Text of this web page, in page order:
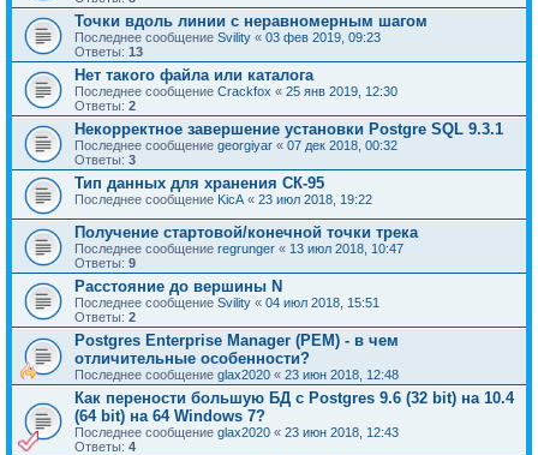
Точки вдоль линии с неравномерным шагом
Последнее сообщение Svility « 03 фев 2019, 09:23
Ответы: 13
Нет такого файла или каталога
Последнее сообщение Crackfox « 25 янв 2019, 12:30
Ответы: 2
Некорректное завершение установки Postgre SQL 9.3.1
Последнее сообщение georgiyar « 07 дек 2018, 00:32
Ответы: 3
Тип данных для хранения СК-95
Последнее сообщение KicA « 23 июл 2018, 19:22
Получение стартовой/конечной точки трека
Последнее сообщение regrunger « 13 июл 2018, 10:47
Ответы: 9
Расстояние до вершины N
Последнее сообщение Svility « 04 июл 2018, 15:51
Ответы: 2
Postgres Enterprise Manager (PEM) - в чем
отличительные особенности?
Последнее сообщение glax2020 « 23 июн 2018, 12:48
Как перености большую БД с Postgres 9.6 (32 bit) на 10.4
(64 bit) на 64 Windows 7?
Последнее сообщение glax2020 « 23 июн 2018, 12:43
Ответы: 4